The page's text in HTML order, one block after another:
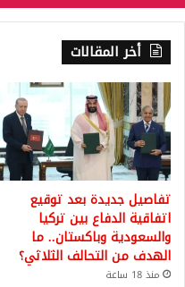
أخر المقالات
تفاصيل جديدة بعد توقيع
اتفاقية الدفاع بين تركيا
والسعودية وباكستان.. ما
الهدف من التحالف الثلاثي؟
منذ 18 ساعة